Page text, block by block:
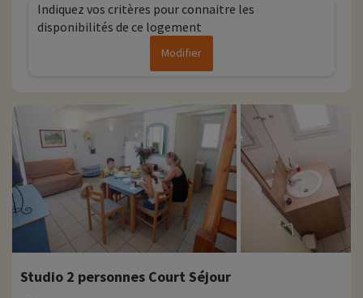
Indiquez vos critères pour connaitre les
disponibilités de ce logement
Modifier
Studio 2 personnes Court Séjour